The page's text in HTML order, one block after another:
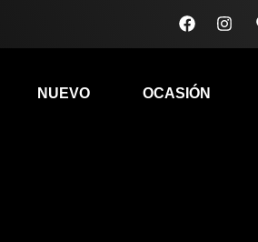
F
a
c
b
o
I
n
s
NUEVO OCASIÓN